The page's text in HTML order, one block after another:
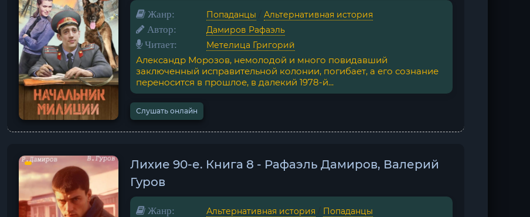
Жанр: Попаданцы Альтернативная история
Автор: Дамиров Рафаэль
Читает: Метелица Григорий
Александр Морозов, немолодой и много повидавший
заключенный исправительной колонии, погибает, а его сознание
переносится в прошлое, в далекий 1978-й...
Слушать онлайн
Лихие 90-е. Книга 8 - Рафаэль Дамиров, Валерий
Гуров
Жанр: Альтернативная история Попаданцы